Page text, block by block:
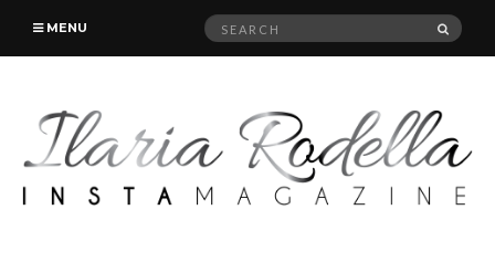
MENU
Search